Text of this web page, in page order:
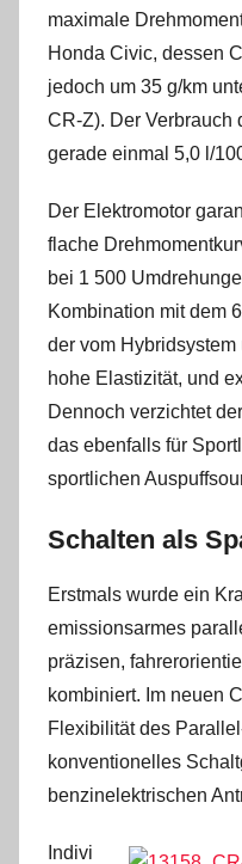
maximale
Honda Civic, dessen
jedoch um 35 g/km
CR-Z). Der Verbrauch
gerade einmal 5,0 l/
Der Elektromotor
flache
bei 1 500
Kombination mit dem
der vom
hohe Elastizität, und
Dennoch verzichtet
das ebenfalls für
sportlichen
Schalten als
Erstmals wurde ein
emissionsarmes
präzisen,
kombiniert. Im neuen
Flexibilität des
konventionelles
benzinelektrischen
Indivi